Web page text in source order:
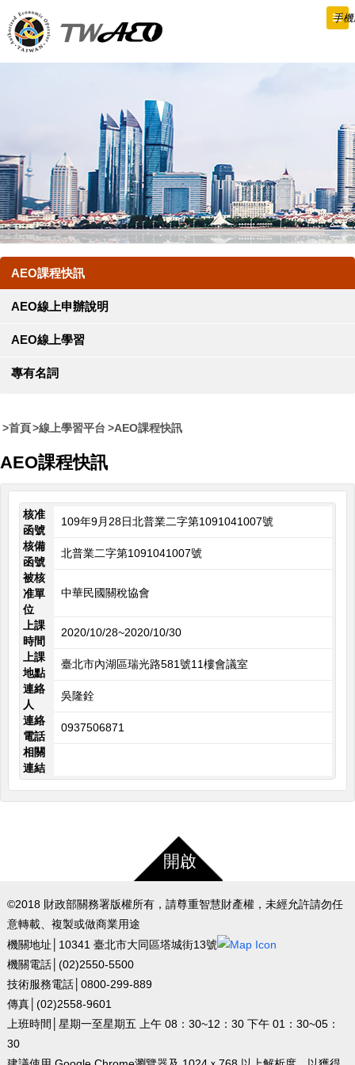
到
主
手
AEO課程快訊
AEO線上申辦說明
AEO線上學習
專有名詞
首頁 線上學習平台 AEO課程快訊
AEO課程快訊
核准
函號
109年9月28日北普業二字第1091041007號
核備
函號
北普業二字第1091041007號
被核
准單
位
中華民國關稅協會
上課
時間
2020/10/28~2020/10/30
上課
地點
臺北市內湖區瑞光路581號11樓會議室
連絡
人
吳隆銓
連絡
電話
0937506871
相關
連結
開啟
©2018 財政部關務署版權所有，請尊重智慧財產權，未經允許請勿任
意轉載、複製或做商業用途
機關地址│10341 臺北市大同區塔城街13號
機關電話│(02)2550-5500
技術服務電話│0800-299-889
傳真│(02)2558-9601
上班時間│星期一至星期五 上午 08：30~12：30 下午 01：30~05：
30